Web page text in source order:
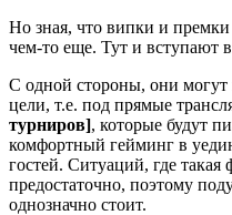
Но зная, что випки и премки
чем-то еще. Тут и вступают
С одной стороны, они могут
цели, т.е. под прямые
турниров], которые будут
комфортный гейминг в
гостей. Ситуаций, где такая
предостаточно, поэтому
однозначно стоит.